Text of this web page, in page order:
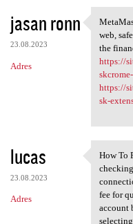
jasan ronn
23.08.2023
Adres
web,
the
https://
https://
sk-
lucas
23.08.2023
Adres
How To
How To
fee for
account